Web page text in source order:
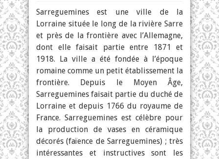
Sarreguemines est une ville de la
Lorraine située le long de la rivière Sarre
et près de la frontière avec l’Allemagne,
dont elle faisait partie entre 1871 et
1918. La ville a été fondée à l’époque
romaine comme un petit établissement la
frontière. Depuis le Moyen Âge,
Sarreguemines faisait partie du duché de
Lorraine et depuis 1766 du royaume de
France. Sarreguemines est célèbre pour
la production de vases en céramique
décorés (faïence de Sarreguemines) ; très
intéressantes et instructives sont les